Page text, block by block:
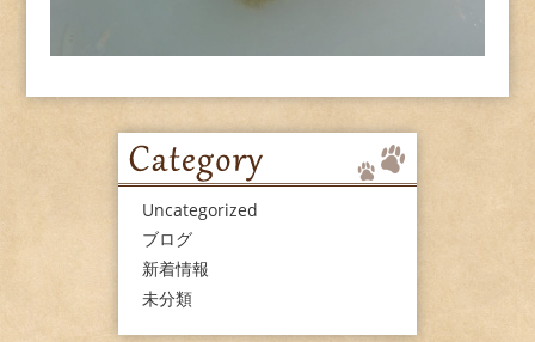
Uncategorized
ブログ
新着情報
未分類